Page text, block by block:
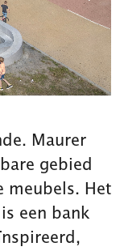
Maurer
gebied
meubels. Het
een bank